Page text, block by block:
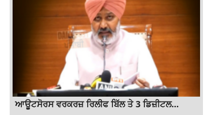
ਆਊਟਸੋਰਸ ਵਰਕਰਜ਼ ਰਿਲੀਫ ਬਿੱਲ ਤੇ 3 ਡਿਜ਼ੀਟਲ...